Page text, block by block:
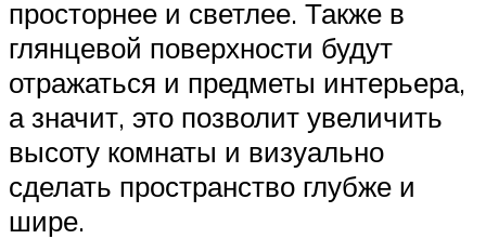
просторнее и светлее. Также в
глянцевой поверхности будут
отражаться и предметы интерьера,
а значит, это позволит увеличить
высоту комнаты и визуально
сделать пространство глубже и
шире.